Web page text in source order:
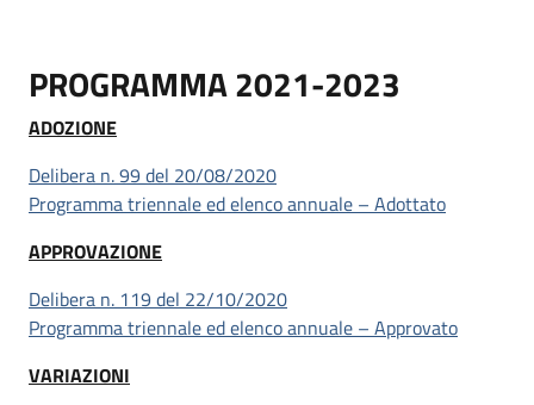
PROGRAMMA 2021-2023
ADOZIONE
Delibera n. 99 del 20/08/2020
Programma triennale ed elenco annuale – Adottato
APPROVAZIONE
Delibera n. 119 del 22/10/2020
Programma triennale ed elenco annuale – Approvato
VARIAZIONI